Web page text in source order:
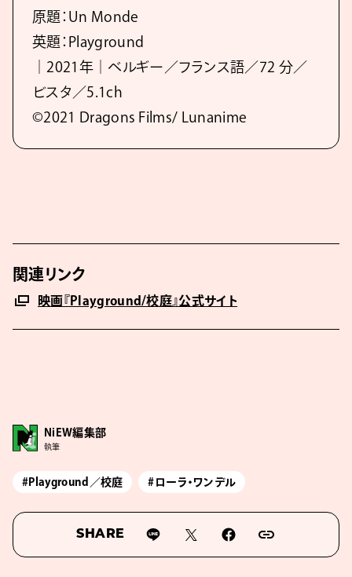
原題：Un Monde
英題：Playground
｜2021年｜ベルギー／フランス語／72 分／
ビスタ／5.1ch
©2021 Dragons Films/ Lunanime
関連リンク
映画『Playground/校庭』公式サイト
NiEW編集部
執筆
#Playground／校庭 #ローラ・ワンデル
SHARE